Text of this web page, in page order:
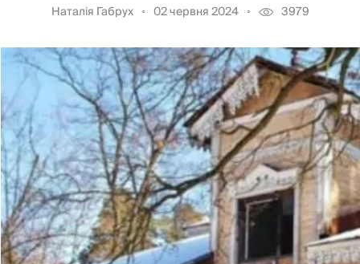
Наталія Габрух 02 червня 2024 3979